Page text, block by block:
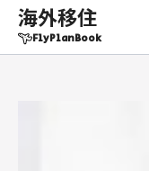
海外移住
FlyPlanBook